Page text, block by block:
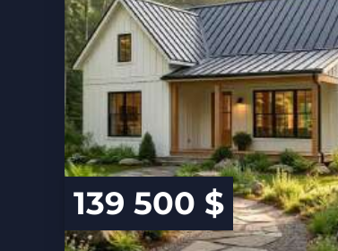
139 500 $